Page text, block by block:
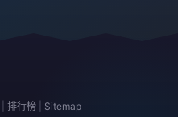
排行榜 Sitemap